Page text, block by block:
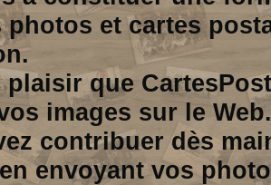
photos et cartes
plaisir que
images sur le Web.
contribuer dès
envoyant vos